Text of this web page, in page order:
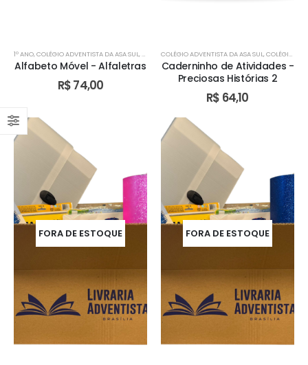
1º ANO,COLÉGIO ADVENTISTA DA ASA SUL,COLÉGIO ADVENTISTA DE ÁGUAS CLARAS,COLÉGIO
Alfabeto Móvel - Alfaletras
R$74,00
COLÉGIO ADVENTISTA DA ASA SUL,COLÉGIO ADVENTISTA DE ÁGUAS CLARAS
Caderninho de Atividades -
Preciosas Histórias 2
R$ 64,10
FORA DE ESTOQUE FORA DE ESTOQUE